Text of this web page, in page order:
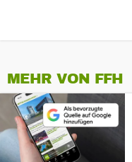
MEHR VON FFH